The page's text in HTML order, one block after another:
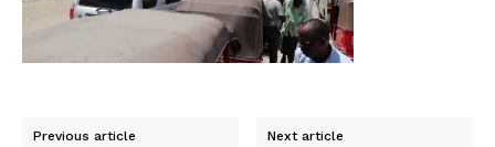
Previous article Next article